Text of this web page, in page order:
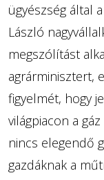
ügyészség által a
László
megszólítást
agrárminisztert,
figyelmét, hogy
világpiacon a
nincs elegendő
gazdáknak a